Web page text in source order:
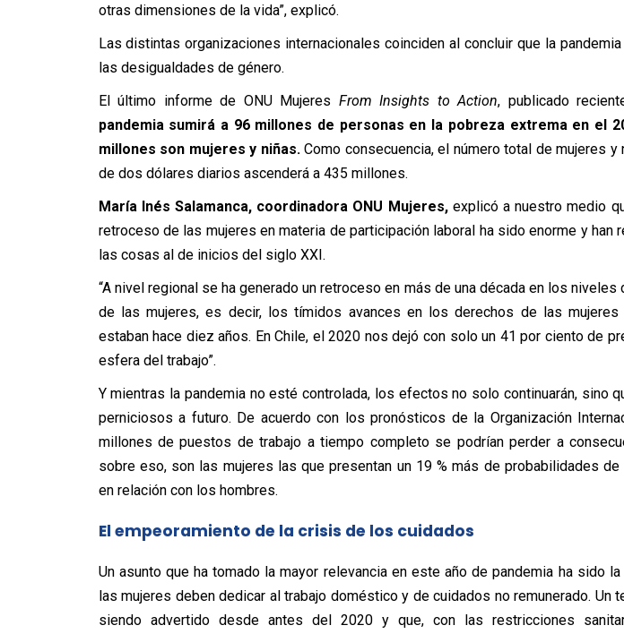
otras dimensiones de la vida”, explicó.
Las distintas organizaciones internacionales coinciden al concluir que la
las desigualdades de género.
El último informe de ONU Mujeres From Insights to Action, publicado
pandemia sumirá a 96 millones de personas en la pobreza extrema en el
millones son mujeres y niñas. Como consecuencia, el número total de mujeres y
de dos dólares diarios ascenderá a 435 millones.
María Inés Salamanca, coordinadora ONU Mujeres,explicó a nuestro medio
retroceso de las mujeres en materia de participación laboral ha sido enorme y han
las cosas al de inicios del siglo XXI.
“A nivel regional se ha generado un retroceso en más de una década en los
de las mujeres, es decir, los tímidos avances en los derechos de las
estaban hace diez años. En Chile, el 2020 nos dejó con solo un 41 por ciento de
esfera del trabajo”.
Y mientras la pandemia no esté controlada, los efectos no solo continuarán, sino
perniciosos a futuro. De acuerdo con los pronósticos de la Organización
millones de puestos de trabajo a tiempo completo se podrían perder a
sobre eso, son las mujeres las que presentan un 19 % más de probabilidades
en relación con los hombres.
El empeoramiento de la crisis de los cuidados
Un asunto que ha tomado la mayor relevancia en este año de pandemia ha sido
las mujeres deben dedicar al trabajo doméstico y de cuidados no remunerado. Un
siendo advertido desde antes del 2020 y que, con las restricciones